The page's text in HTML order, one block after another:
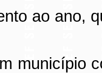
ao ano,
município